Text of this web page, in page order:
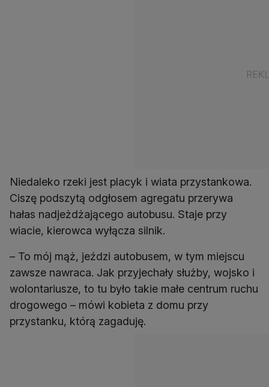
Niedaleko rzeki jest placyk i wiata przystankowa.
Ciszę podszytą odgłosem agregatu przerywa
hałas nadjeżdżającego autobusu. Staje przy
wiacie, kierowca wyłącza silnik.
– To mój mąż, jeździ autobusem, w tym miejscu
zawsze nawraca. Jak przyjechały służby, wojsko i
wolontariusze, to tu było takie małe centrum ruchu
drogowego – mówi kobieta z domu przy
przystanku, którą zagaduję.